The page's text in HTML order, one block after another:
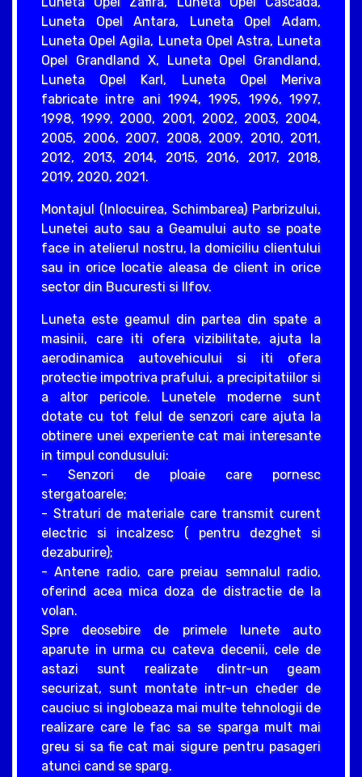
Luneta Opel Antara, Luneta Opel Adam,
Luneta Opel Agila, Luneta Opel Astra, Luneta
Opel Grandland X, Luneta Opel Grandland,
Luneta Opel Karl, Luneta Opel Meriva
fabricate intre ani 1994, 1995, 1996, 1997,
1998, 1999, 2000, 2001, 2002, 2003, 2004,
2005, 2006, 2007, 2008, 2009, 2010, 2011,
2012, 2013, 2014, 2015, 2016, 2017, 2018,
2019, 2020, 2021.
Montajul (Inlocuirea, Schimbarea) Parbrizului,
Lunetei auto sau a Geamului auto se poate
face in atelierul nostru, la domiciliu clientului
sau in orice locatie aleasa de client in orice
sector din Bucuresti si Ilfov.
Luneta este geamul din partea din spate a
masinii, care iti ofera vizibilitate, ajuta la
aerodinamica autovehicului si iti ofera
protectie impotriva prafului, a precipitatiilor si
a altor pericole. Lunetele moderne sunt
dotate cu tot felul de senzori care ajuta la
obtinere unei experiente cat mai interesante
in timpul condusului:
- Senzori de ploaie care pornesc
stergatoarele;
- Straturi de materiale care transmit curent
electric si incalzesc ( pentru dezghet si
dezaburire);
- Antene radio, care preiau semnalul radio,
oferind acea mica doza de distractie de la
volan.
Spre deosebire de primele lunete auto
aparute in urma cu cateva decenii, cele de
astazi sunt realizate dintr-un geam
securizat, sunt montate intr-un cheder de
cauciuc si inglobeaza mai multe tehnologii de
realizare care le fac sa se sparga mult mai
greu si sa fie cat mai sigure pentru pasageri
atunci cand se sparg.